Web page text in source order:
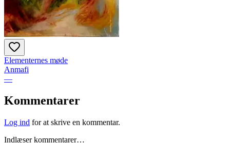
Elementernes møde
Anmafi
—
Kommentarer
Log ind for at skrive en kommentar.
Indlæser kommentarer…